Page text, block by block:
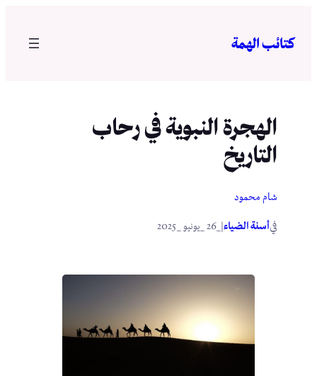
المحتوى
كتائب الهمة
الهجرة النبوية في رحاب
التاريخ
شام محمود
فيأسنة الضياء